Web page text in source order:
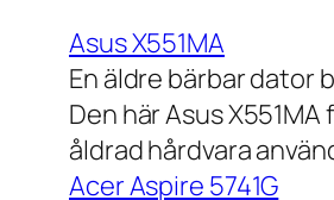
Asus X551MA
En äldre bärbar dator
Den här Asus
åldrad hårdvara
Acer Aspire 5741G